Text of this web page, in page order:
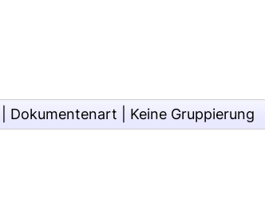
Dokumentenart Keine Gruppierung